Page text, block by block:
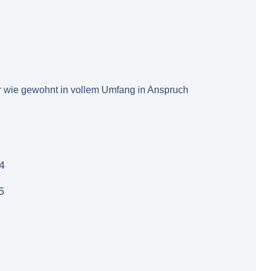
gewohnt in vollem Umfang in Anspruch